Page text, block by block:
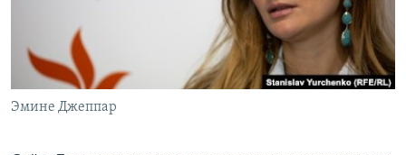
КРЫМ.НЕПОКОРЕННЫЙ
ELIFBE
УКРАИНСКАЯ ПРОБЛЕМА КРЫМА
Эмине Джеппар